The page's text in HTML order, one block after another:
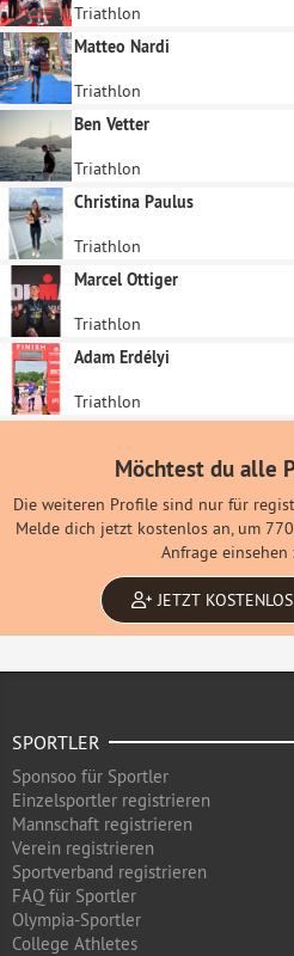
Triathlon
Matteo Nardi
Triathlon
Ben Vetter
Triathlon
Christina Paulus
Triathlon
Marcel Ottiger
Triathlon
Adam Erdélyi
Triathlon
Möchtest du alle
Die weiteren Profile sind nur für
Melde dich jetzt kostenlos an, um
Anfrage
JETZT
SPORTLER
Sponsoo für Sportler
Einzelsportler registrieren
Mannschaft registrieren
Verein registrieren
Sportverband registrieren
FAQ für Sportler
Olympia-Sportler
College Athletes